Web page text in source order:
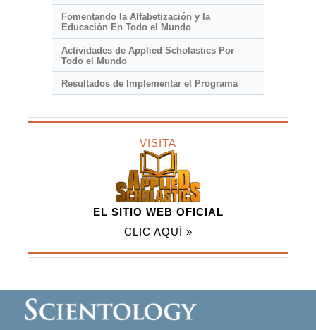
Fomentando la Alfabetización y la
Educación En Todo el Mundo
Actividades de Applied Scholastics Por
Todo el Mundo
Resultados de Implementar el Programa
VISITA
EL SITIO WEB OFICIAL
CLIC AQUÍ »